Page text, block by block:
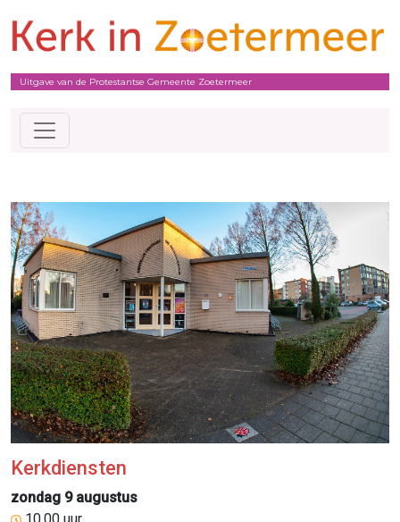
Uitgave van de Protestantse Gemeente Zoetermeer
Kerkdiensten
zondag 9 augustus